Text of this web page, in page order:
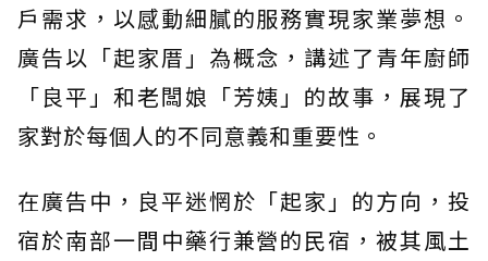
戶需求，以感動細膩的服務實現家業夢想。
廣告以「起家厝」為概念，講述了青年廚師
「良平」和老闆娘「芳姨」的故事，展現了
家對於每個人的不同意義和重要性。
在廣告中，良平迷惘於「起家」的方向，投
宿於南部一間中藥行兼營的民宿，被其風土